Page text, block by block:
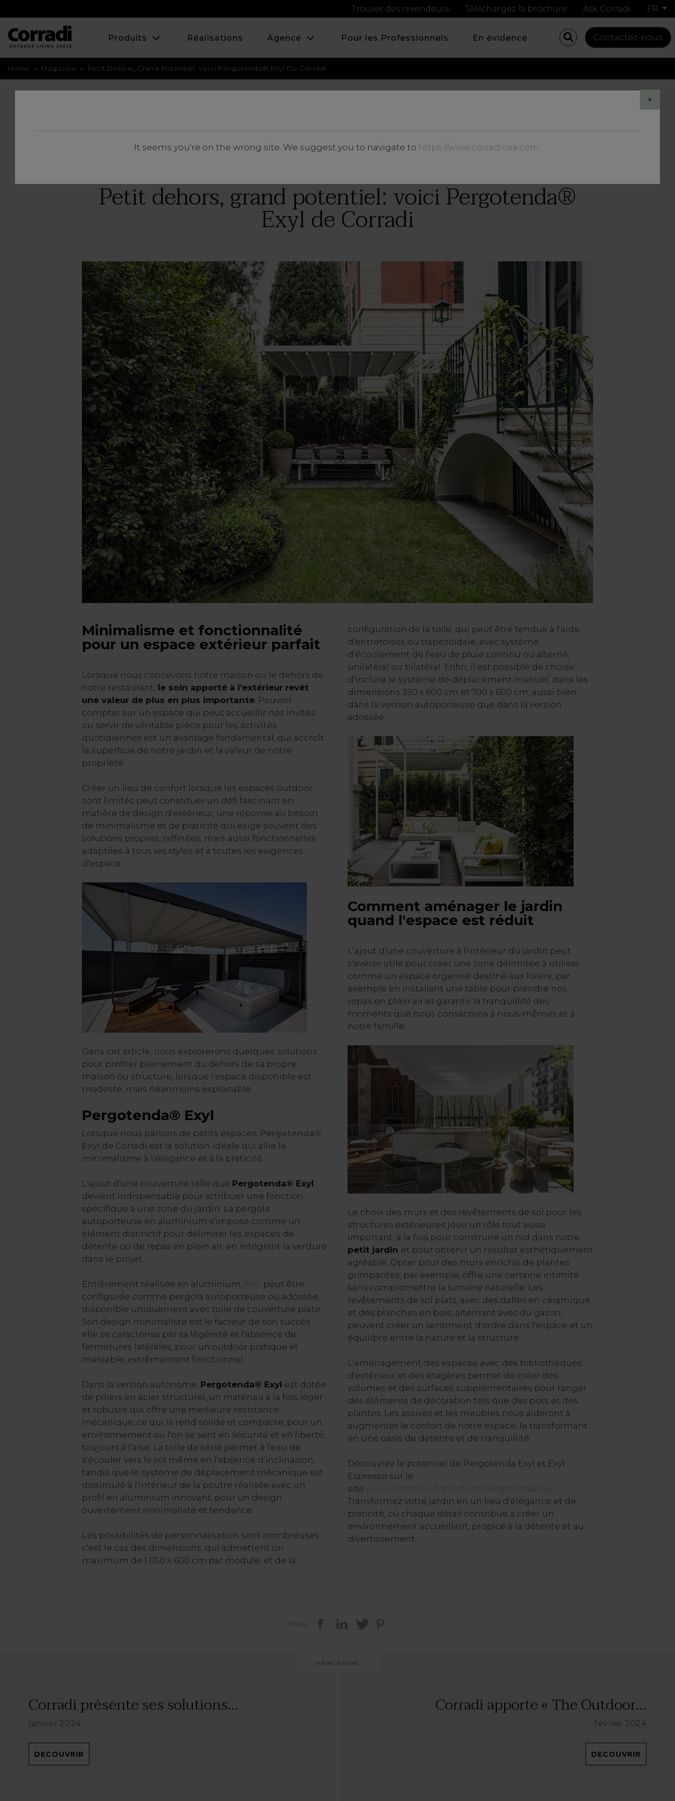
×
It seems you're on the wrong site. We suggest you to navigate to https://www.corradiusa.com.
Trouver des revendeurs Téléchargez la brochure Ask Corradi FR
Produits Réalisations Agence Pour les Professionnels En évidence Contactez-nous
Home » Magazine » Petit Dehors, Grand Potentiel: Voici Pergotenda® Exyl De Corradi
Petit dehors, grand potentiel: voici Pergotenda®
Exyl de Corradi
Minimalisme et fonctionnalité
pour un espace extérieur parfait
Lorsque nous concevons notre maison ou le dehors de
notre restaurant, le soin apporté à l'extérieur revêt
une valeur de plus en plus importante. Pouvoir
compter sur un espace qui peut accueillir nos invités
ou servir de véritable pièce pour les activités
quotidiennes est un avantage fondamental, qui accroît
la superficie de notre jardin et la valeur de notre
propriété.
Créer un lieu de confort lorsque les espaces outdoor
sont limités peut constituer un défi fascinant en
matière de design d'extérieur, une réponse au besoin
de minimalisme et de praticité qui exige souvent des
solutions propres, raffinées, mais aussi fonctionnelles,
adaptées à tous les styles et à toutes les exigences
d'espace.
Dans cet article, nous explorerons quelques solutions
pour profiter pleinement du dehors de sa propre
maison ou structure, lorsque l'espace disponible est
modeste, mais néanmoins exploitable.
Pergotenda® Exyl
Lorsque nous parlons de petits espaces, Pergotenda®
Exyl de Corradi est la solution idéale qui allie le
minimalisme à l'élégance et à la praticité.
L'ajout d'une couverture telle que Pergotenda® Exyl
devient indispensable pour attribuer une fonction
spécifique à une zone du jardin. La pergola
autoporteuse en aluminium s'impose comme un
élément distinctif pour délimiter les espaces de
détente ou de repas en plein air, en intégrant la verdure
dans le projet.
Entièrement réalisée en aluminium, Exyl
peut être
configurée comme pergola autoporteuse ou adossée,
disponible uniquement avec toile de couverture plate.
Son design minimaliste est le facteur de son succès :
elle se caractérise par sa légèreté et l'absence de
fermetures latérales, pour un outdoor pratique et
maniable, extrêmement fonctionnel.
Dans la version autonome, Pergotenda® Exyl est dotée
de piliers en acier structurel, un matériau à la fois léger
et robuste qui offre une meilleure résistance
mécanique, ce qui la rend solide et compacte, pour un
environnement où l'on se sent en sécurité et en liberté,
toujours à l'aise. La toile de série permet à l'eau de
s'écouler vers le sol même en l'absence d'inclinaison,
tandis que le système de déplacement mécanique est
dissimulé à l'intérieur de la poutre réalisée avec un
profil en aluminium innovant, pour un design
ouvertement minimaliste et tendance.
Les possibilités de personnalisation sont nombreuses :
c'est le cas des dimensions, qui admettent un
maximum de 1 050 x 600 cm par module, et de la
configuration de la toile, qui peut être tendue à l'aide
d'entretoises ou trapézoïdale, avec système
d'écoulement de l'eau de pluie continu ou alterné,
unilatéral ou bilatéral. Enfin, il est possible de choisir
d'inclure le système de déplacement manuel, dans les
dimensions 350 x 600 cm et 700 x 600 cm, aussi bien
dans la version autoporteuse que dans la version
adossée.
Comment aménager le jardin
quand l'espace est réduit
L'ajout d'une couverture à l'intérieur du jardin peut
s'avérer utile pour créer une zone délimitée à utiliser
comme un espace organisé destiné aux loisirs, par
exemple en installant une table pour prendre nos
repas en plein air et garantir la tranquillité des
moments que nous consacrons à nous-mêmes et à
notre famille.
Le choix des murs et des revêtements de sol pour les
structures extérieures joue un rôle tout aussi
important, à la fois pour construire un nid dans notre
petit jardin et pour obtenir un résultat esthétiquement
agréable. Opter pour des murs enrichis de plantes
grimpantes, par exemple, offre une certaine intimité
sans compromettre la lumière naturelle. Les
revêtements de sol plats, avec des dalles en céramique
et des planches en bois, alternant avec du gazon,
peuvent créer un sentiment d'ordre dans l'espace et un
équilibre entre la nature et la structure.
L'aménagement des espaces avec des bibliothèques
d'extérieur et des étagères permet de créer des
volumes et des surfaces supplémentaires pour ranger
des éléments de décoration tels que des pots et des
plantes. Les assises et les meubles nous aideront à
augmenter le confort de notre espace, le transformant
en une oasis de détente et de tranquillité.
Découvrez le potentiel de Pergotenda Exyl et Exyl
Espresso sur le
site www.corradi.eu/fr/produits/pergotenda/exyl
Transformez votre jardin en un lieu d'élégance et de
praticité, où chaque détail contribue à créer un
environnement accueillant, propice à la détente et au
divertissement.
Share
autres articles:
Corradi présente ses solutions...
janvier 2024
DECOUVRIR
Corradi apporte « The Outdoor...
février 2024
DECOUVRIR